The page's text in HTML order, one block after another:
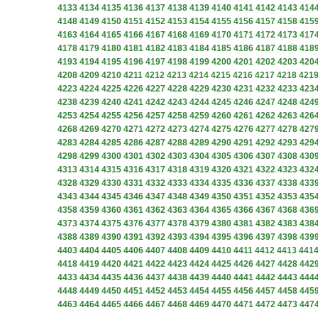
4133 4134 4135 4136 4137 4138 4139 4140 4141 4142 4143
4148 4149 4150 4151 4152 4153 4154 4155 4156 4157 4158
4163 4164 4165 4166 4167 4168 4169 4170 4171 4172 4173
4178 4179 4180 4181 4182 4183 4184 4185 4186 4187 4188
4193 4194 4195 4196 4197 4198 4199 4200 4201 4202 4203
4208 4209 4210 4211 4212 4213 4214 4215 4216 4217 4218 4219
4223 4224 4225 4226 4227 4228 4229 4230 4231 4232 4233
4238 4239 4240 4241 4242 4243 4244 4245 4246 4247 4248
4253 4254 4255 4256 4257 4258 4259 4260 4261 4262 4263
4268 4269 4270 4271 4272 4273 4274 4275 4276 4277 4278
4283 4284 4285 4286 4287 4288 4289 4290 4291 4292 4293
4298 4299 4300 4301 4302 4303 4304 4305 4306 4307 4308
4313 4314 4315 4316 4317 4318 4319 4320 4321 4322 4323
4328 4329 4330 4331 4332 4333 4334 4335 4336 4337 4338
4343 4344 4345 4346 4347 4348 4349 4350 4351 4352 4353
4358 4359 4360 4361 4362 4363 4364 4365 4366 4367 4368
4373 4374 4375 4376 4377 4378 4379 4380 4381 4382 4383
4388 4389 4390 4391 4392 4393 4394 4395 4396 4397 4398
4403 4404 4405 4406 4407 4408 4409 4410 4411 4412 4413 4414
4418 4419 4420 4421 4422 4423 4424 4425 4426 4427 4428
4433 4434 4435 4436 4437 4438 4439 4440 4441 4442 4443
4448 4449 4450 4451 4452 4453 4454 4455 4456 4457 4458
4463 4464 4465 4466 4467 4468 4469 4470 4471 4472 4473